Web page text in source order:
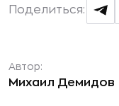
Поделиться:
Автор:
Михаил Демидов